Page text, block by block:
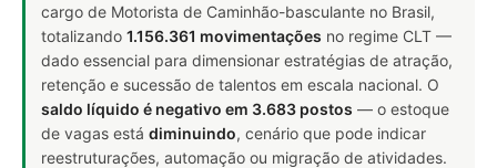
cargo de Motorista de Caminhão-basculante no Brasil,
totalizando 1.156.361 movimentações no regime CLT —
dado essencial para dimensionar estratégias de atração,
retenção e sucessão de talentos em escala nacional. O
saldo líquido é negativo em 3.683 postos — o estoque
de vagas está diminuindo, cenário que pode indicar
reestruturações, automação ou migração de atividades.